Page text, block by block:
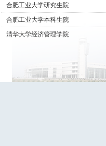
合肥工业大学研究生院
合肥工业大学本科生院
清华大学经济管理学院